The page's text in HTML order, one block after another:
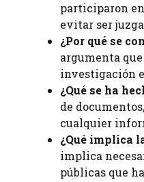
participaron
evitar ser
¿Por qué se
argumenta
investigación
¿Qué se ha
de
cualquier
¿Qué implica
implica
públicas que